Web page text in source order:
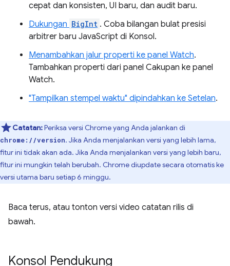
cepat dan konsisten, UI baru, dan audit baru.
Dukungan BigInt . Coba bilangan bulat presisi
arbitrer baru JavaScript di Konsol.
Menambahkan jalur properti ke panel Watch.
Tambahkan properti dari panel Cakupan ke panel
Watch.
"Tampilkan stempel waktu" dipindahkan ke Setelan.
Catatan:Periksa versi Chrome yang Anda jalankan di
chrome://version. Jika Anda menjalankan versi yang lebih lama,
fitur ini tidak akan ada. Jika Anda menjalankan versi yang lebih baru,
fitur ini mungkin telah berubah. Chrome diupdate secara otomatis ke
versi utama baru setiap 6 minggu.
Baca terus, atau tonton versi video catatan rilis di
bawah.
Konsol Pendukung